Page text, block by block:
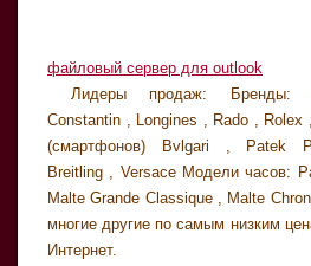
файловый сервер для outlook
Лидеры продаж: Бренды:
Constantin , Longines , Rado , Rolex
(смартфонов) Bvlgari , Patek
Breitling , Versace Модели часов:
Malte Grande Classique , Malte
многие другие по самым низким
Интернет.